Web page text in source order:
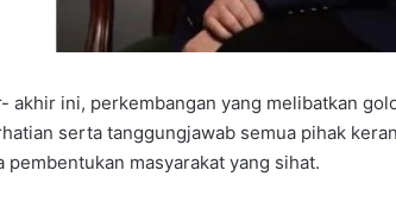
akhir ini, perkembangan yang melibatkan
serta tanggungjawab semua pihak
pembentukan masyarakat yang sihat.